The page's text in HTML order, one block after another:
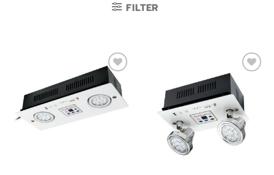
FILTER
Add
to
wishlist wishlist